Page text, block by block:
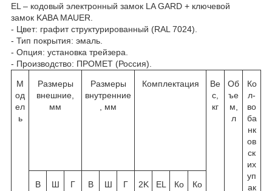
EL – кодовый электронный замок LA GARD + ключевой
замок KABA MAUER.
- Цвет: графит структурированный (RAL 7024).
- Тип покрытия: эмаль.
- Опция: установка трейзера.
- Производство: ПРОМЕТ (Россия).
М
од
ел
ь
Размеры
внешние,
мм
Размеры
внутренние
, мм
Комплектация
Ве
с,
кг
Об
ъе
м,
л
Ко
л-
во
ба
нк
ов
ск
их
уп
ак
В Ш Г В Ш Г
2K
EL
Ко
Ко